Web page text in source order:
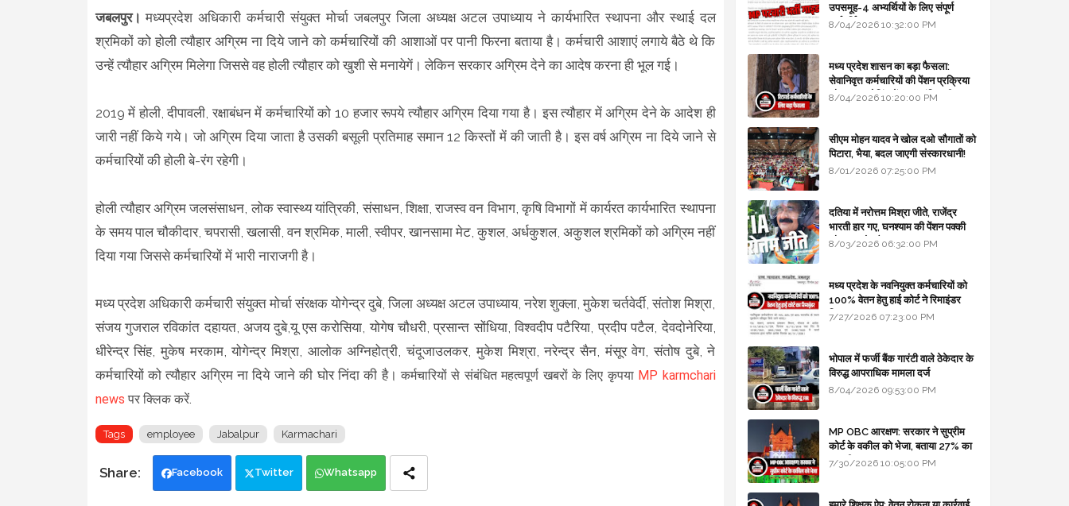
जबलपुर।मध्यप्रदेश अधिकारी कर्मचारी संयुक्त मोर्चा जबलपुर जिला अध्यक्ष अटल उपाध्याय ने कार्यभारित स्थापना और स्थाई दल
श्रमिकों को होली त्यौहार अग्रिम ना दिये जाने को कर्मचारियों की आशाओं पर पानी फिरना बताया है। कर्मचारी आशाएं लगाये बैठे थे कि
उन्हें त्यौहार अग्रिम मिलेगा जिससे वह होली त्यौहार को खुशी से मनायेगें। लेकिन सरकार अग्रिम देने का आदेष करना ही भूल गई।
2019 में होली, दीपावली, रक्षाबंधन में कर्मचारियों को 10 हजार रूपये त्यौहार अग्रिम दिया गया है। इस त्यौहार में अग्रिम देने के आदेश ही
जारी नहीं किये गये। जो अग्रिम दिया जाता है उसकी बसूली प्रतिमाह समान 12 किस्तों में की जाती है। इस वर्ष अग्रिम ना दिये जाने से
कर्मचारियों की होली बे-रंग रहेगी।
होली त्यौहार अग्रिम जलसंसाधन, लोक स्वास्थ्य यांत्रिकी, संसाधन, शिक्षा, राजस्व वन विभाग, कृषि विभागों में कार्यरत कार्यभारित स्थापना
के समय पाल चौकीदार, चपरासी, खलासी, वन श्रमिक, माली, स्वीपर, खानसामा मेट, कुशल, अर्धकुशल, अकुशल श्रमिकों को अग्रिम नहीं
दिया गया जिससे कर्मचारियों में भारी नाराजगी है।
मध्य प्रदेश अधिकारी कर्मचारी संयुक्त मोर्चा संरक्षक योगेन्द्र दुबे, जिला अध्यक्ष अटल उपाध्याय, नरेश शुक्ला, मुकेश चर्तवेर्दी, संतोश मिश्रा,
संजय गुजराल रविकांत दहायत, अजय दुबे,यू एस करोसिया, योगेष चौधरी, प्रसान्त सोंधिया, विश्वदीप पटैरिया, प्रदीप पटैल, देवदोनेरिया,
धीरेन्द्र सिंह, मुकेष मरकाम, योगेन्द्र मिश्रा, आलोक अग्निहोत्री, चंदूजाउलकर, मुकेश मिश्रा, नरेन्द्र सैन, मंसूर वेग, संतोष दुबे, ने
कर्मचारियों को त्यौहार अग्रिम ना दिये जाने की घोर निंदा की है।कर्मचारियों से संबंधित महत्वपूर्ण खबरों के लिए कृपया MP karmchari
news पर क्लिक करें.
Tags employee Jabalpur Karmachari
Facebook Twitter Whatsapp
उपसमूह-4 अभ्यर्थियों के लिए संपूर्ण
मार्गदर्शिका
8/04/2026 10:32:00 PM
मध्य प्रदेश शासन का बड़ा फैसला:
सेवानिवृत्त कर्मचारियों की पेंशन प्रक्रिया
और बजट कोडिंग में हुए क्रांतिकारी
8/04/2026 10:20:00 PM
सीएम मोहन यादव ने खोल दओ सौगातों को
पिटारा, भैया, बदल जाएगी संस्कारधानी!
8/01/2026 07:25:00 PM
दतिया में नरोत्तम मिश्रा जीते, राजेंद्र
भारती हार गए, घनश्याम की पेंशन पक्की
और आशुतोष बैक टू...
8/03/2026 06:32:00 PM
मध्य प्रदेश के नवनियुक्त कर्मचारियों को
100% वेतन हेतु हाई कोर्ट ने रिमाइंडर
लिखा
7/27/2026 07:23:00 PM
भोपाल में फर्जी बैंक गारंटी वाले ठेकेदार के
विरुद्ध आपराधिक मामला दर्ज
8/04/2026 09:53:00 PM
MP OBC आरक्षण: सरकार ने सुप्रीम
कोर्ट के वकील को भेजा, बताया 27% का
कानूनी आधार
7/30/2026 10:05:00 PM